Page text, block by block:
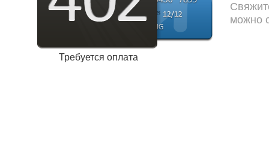
Требуется оплата
можно